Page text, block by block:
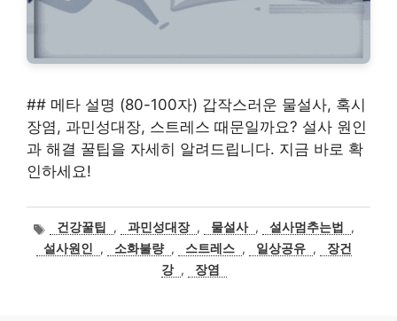
## 메타 설명 (80-100자) 갑작스러운 물설사, 혹시
장염, 과민성대장, 스트레스 때문일까요? 설사 원인
과 해결 꿀팁을 자세히 알려드립니다. 지금 바로 확
인하세요!
태
그
건강꿀팁 , 과민성대장 , 물설사 , 설사멈추는법
,
설사원인
, 소화불량 , 스트레스 , 일상공유 ,
장건
강 , 장염